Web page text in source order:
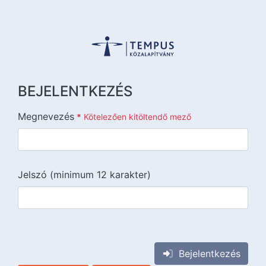
BEJELENTKEZÉS
Megnevezés * Kötelezően kitöltendő mező
Jelszó (minimum 12 karakter)
Bejelentkezés